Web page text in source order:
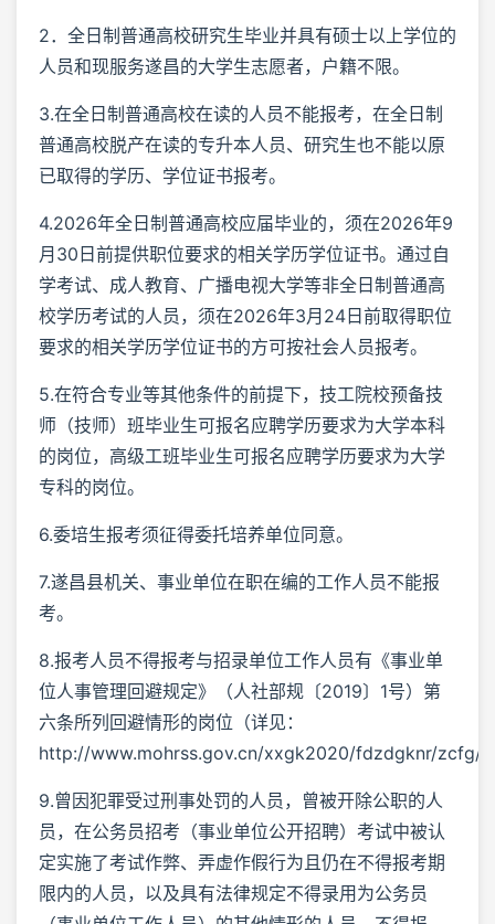
2．全日制普通高校研究生毕业并具有硕士以上学位的
人员和现服务遂昌的大学生志愿者，户籍不限。
3.在全日制普通高校在读的人员不能报考，在全日制
普通高校脱产在读的专升本人员、研究生也不能以原
已取得的学历、学位证书报考。
4.2026年全日制普通高校应届毕业的，须在2026年9
月30日前提供职位要求的相关学历学位证书。通过自
学考试、成人教育、广播电视大学等非全日制普通高
校学历考试的人员，须在2026年3月24日前取得职位
要求的相关学历学位证书的方可按社会人员报考。
5.在符合专业等其他条件的前提下，技工院校预备技
师（技师）班毕业生可报名应聘学历要求为大学本科
的岗位，高级工班毕业生可报名应聘学历要求为大学
专科的岗位。
6.委培生报考须征得委托培养单位同意。
7.遂昌县机关、事业单位在职在编的工作人员不能报
考。
8.报考人员不得报考与招录单位工作人员有《事业单
位人事管理回避规定》（人社部规〔2019〕1号）第
六条所列回避情形的岗位（详见：
http://www.mohrss.gov.cn/xxgk2020/fdzdgknr/zcfg/
9.曾因犯罪受过刑事处罚的人员，曾被开除公职的人
员，在公务员招考（事业单位公开招聘）考试中被认
定实施了考试作弊、弄虚作假行为且仍在不得报考期
限内的人员，以及具有法律规定不得录用为公务员